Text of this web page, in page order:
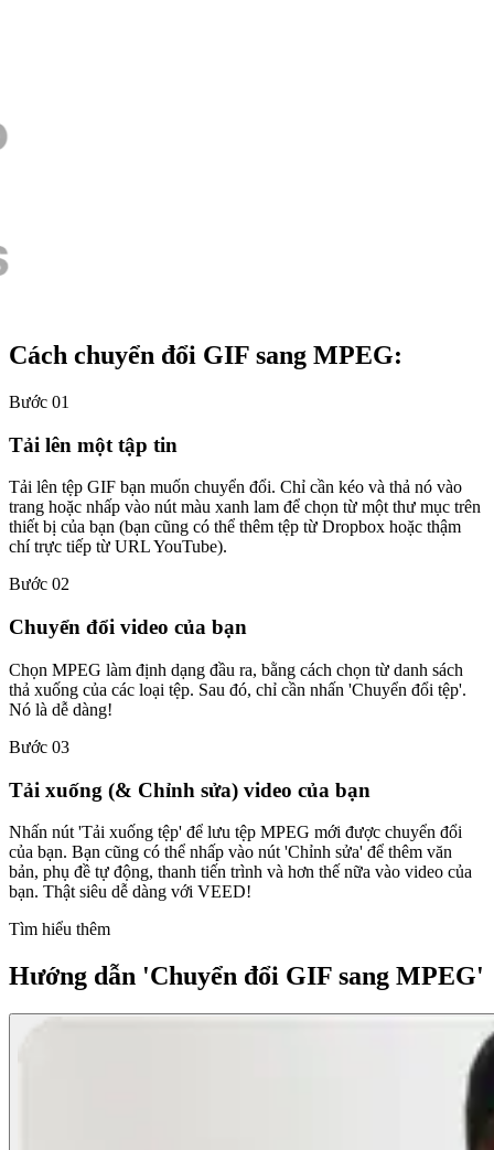
Cách chuyển đổi GIF sang MPEG:
Bước 01
Tải lên một tập tin
Tải lên tệp GIF bạn muốn chuyển đổi. Chỉ cần kéo và thả nó vào
trang hoặc nhấp vào nút màu xanh lam để chọn từ một thư mục trên
thiết bị của bạn (bạn cũng có thể thêm tệp từ Dropbox hoặc thậm
chí trực tiếp từ URL YouTube).
Bước 02
Chuyển đổi video của bạn
Chọn MPEG làm định dạng đầu ra, bằng cách chọn từ danh sách
thả xuống của các loại tệp. Sau đó, chỉ cần nhấn 'Chuyển đổi tệp'.
Nó là dễ dàng!
Bước 03
Tải xuống (& Chỉnh sửa) video của bạn
Nhấn nút 'Tải xuống tệp' để lưu tệp MPEG mới được chuyển đổi
của bạn. Bạn cũng có thể nhấp vào nút 'Chỉnh sửa' để thêm văn
bản, phụ đề tự động, thanh tiến trình và hơn thế nữa vào video của
bạn. Thật siêu dễ dàng với VEED!
Tìm hiểu thêm
Hướng dẫn 'Chuyển đổi GIF sang MPEG'